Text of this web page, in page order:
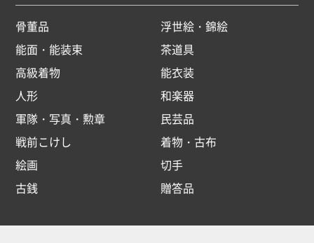
骨董品
浮世絵・錦絵
能面・能装束
茶道具
高級着物
能衣装
人形
和楽器
軍隊・写真・勲章
民芸品
戦前こけし
着物・古布
絵画
切手
古銭
贈答品